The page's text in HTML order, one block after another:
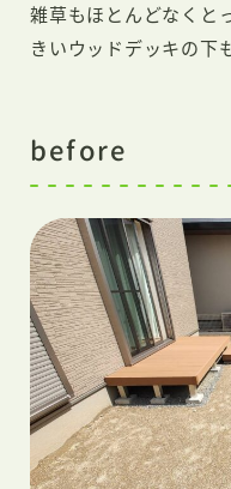
雑草もほとんどなくと
きいウッドデッキの下
before